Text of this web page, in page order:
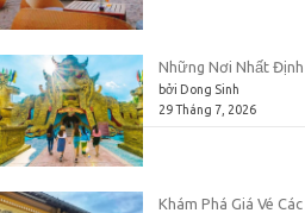
Những Nơi Nhất
bởi Dong Sinh
29 Tháng 7, 2026
Khám Phá Giá Vé